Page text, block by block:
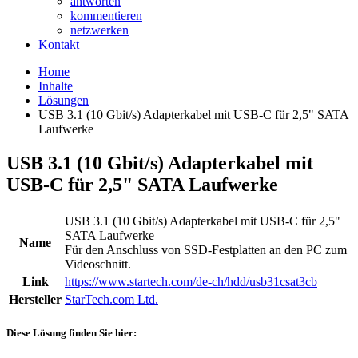
kommentieren
netzwerken
Kontakt
Home
Inhalte
Lösungen
USB 3.1 (10 Gbit/s) Adapterkabel mit USB-C für 2,5" SATA
Laufwerke
USB 3.1 (10 Gbit/s) Adapterkabel mit
USB-C für 2,5" SATA Laufwerke
Name
USB 3.1 (10 Gbit/s) Adapterkabel mit USB-C für 2,5"
SATA Laufwerke
Für den Anschluss von SSD-Festplatten an den PC zum
Videoschnitt.
Link
https://www.startech.com/de-ch/hdd/usb31csat3cb
Hersteller StarTech.com Ltd.
Diese Lösung finden Sie hier: